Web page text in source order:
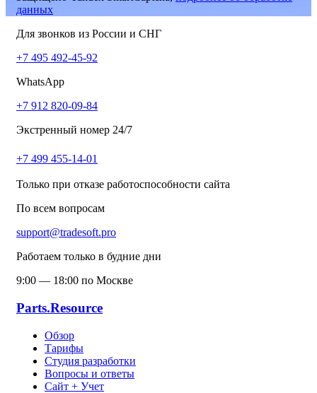
данных
Для звонков из России и СНГ
+7 495 492-45-92
WhatsApp
+7 912 820-09-84
Экстренный номер 24/7
+7 499 455-14-01
Только при отказе работоспособности сайта
По всем вопросам
support@tradesoft.pro
Работаем только в будние дни
9:00 — 18:00 по Москве
Parts.Resource
Обзор
Тарифы
Студия разработки
Вопросы и ответы
Сайт + Учет